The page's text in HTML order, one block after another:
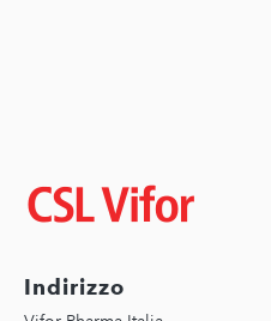
Immagine
Indirizzo